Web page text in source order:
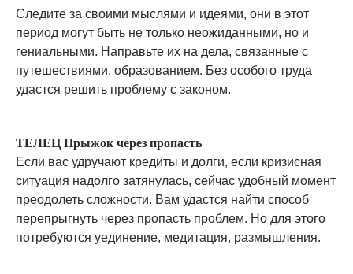
Следите за своими мыслями и идеями, они в этот
период могут быть не только неожиданными, но и
гениальными. Направьте их на дела, связанные с
путешествиями, образованием. Без особого труда
удастся решить проблему с законом.
ТЕЛЕЦ Прыжок через пропасть
Если вас удручают кредиты и долги, если кризисная
ситуация надолго затянулась, сейчас удобный момент
преодолеть сложности. Вам удастся найти способ
перепрыгнуть через пропасть проблем. Но для этого
потребуются уединение, медитация, размышления.